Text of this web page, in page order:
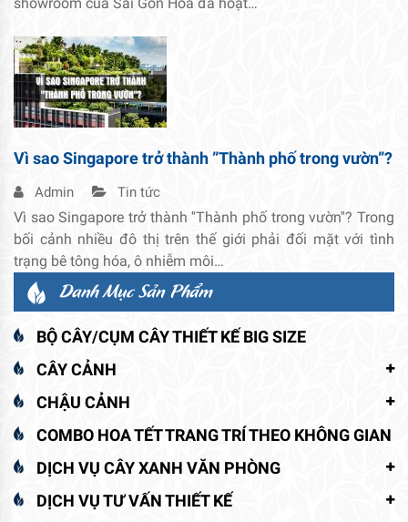
Vì sao Singapore trở thành ”Thành phố trong vườn”?
Admin Tin tức
Vì sao Singapore trở thành ''Thành phố trong vườn''? Trong
bối cảnh nhiều đô thị trên thế giới phải đối mặt với tình
trạng bê tông hóa, ô nhiễm môi…
Danh Mục Sản Phẩm
BỘ CÂY/CỤM CÂY THIẾT KẾ BIG SIZE
CÂY CẢNH
CHẬU CẢNH
COMBO HOA TẾT TRANG TRÍ THEO KHÔNG GIAN
DỊCH VỤ CÂY XANH VĂN PHÒNG
DỊCH VỤ TƯ VẤN THIẾT KẾ